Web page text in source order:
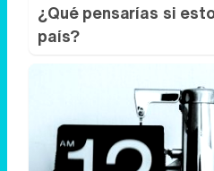
¿Qué pensarías si
país?